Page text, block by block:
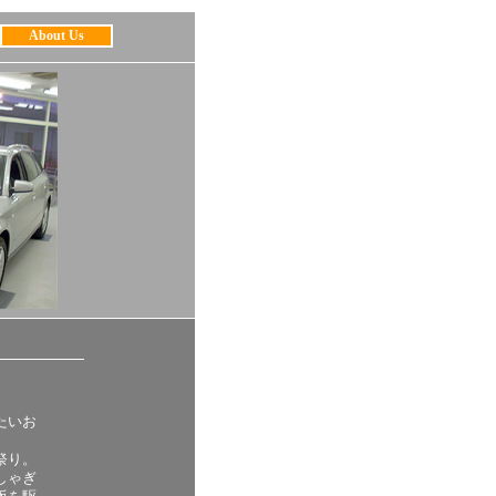
About Us
いお
。
ゃぎ